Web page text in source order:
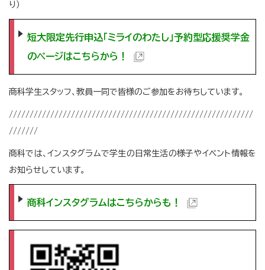
り）
短大限定先行申込「ミライのわたし」予約型応援奨学金
のページはこちらから！
商科学生スタッフ、教員一同で皆様のご参加をお待ちしています。
///////////////////////////////////////////////////////////
///////
商科では、インスタグラムで学生の日常生活の様子やイベント情報を
お知らせしています。
商科インスタグラムはこちらからも！